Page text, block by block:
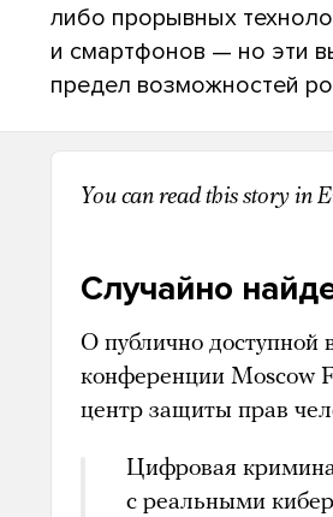
либо прорывных
и смартфонов — но эти
предел возможностей
You can read this story in
Случайно
О публично доступной
конференции Moscow
центр защиты прав
Цифровая
с реальными